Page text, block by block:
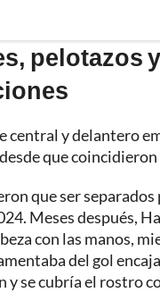
pelotazos y
central y delantero
que coincidieron
que ser separados
Meses después,
con las manos,
del gol
y se cubría el rostro